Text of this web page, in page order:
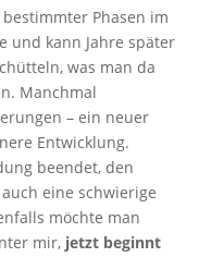
Phasen im
und kann Jahre später
was man da
Manchmal
– ein neuer
Entwicklung.
beendet, den
eine schwierige
möchte man
mir, jetzt beginnt